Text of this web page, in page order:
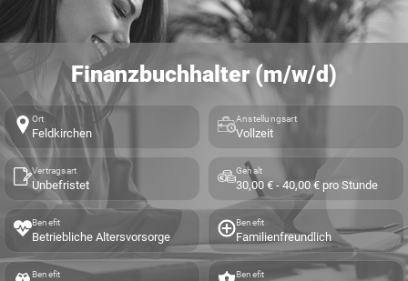
Finanzbuchhalter (m/w/d)
Ort
Feldkirchen
Anstellungsart
Vollzeit
Vertragsart
Unbefristet
Gehalt
30,00 € - 40,00 € pro Stunde
Benefit
Betriebliche Altersvorsorge
Benefit
Familienfreundlich
Benefit Benefit